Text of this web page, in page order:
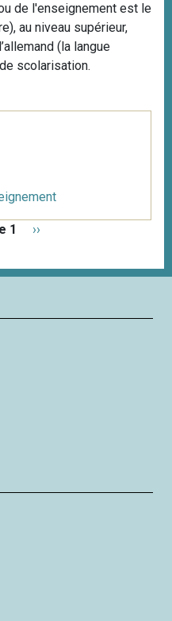
de l'enseignement est le
au niveau supérieur,
(la langue
scolarisation.
1
P
g
››